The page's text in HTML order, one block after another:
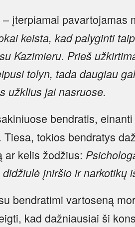
įterpiamai pavartojamas
keista, kad palyginti
Kazimieru. Prieš
tolyn, tada daugiau
užklius jai nasruose.
bendratis,
tokios bendratys
ar kelis žodžius:
įniršio ir narkotikų
bendratimi vartoseną
kad dažniausiai ši